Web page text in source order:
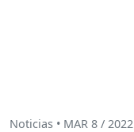
Noticias • MAR 8 / 2022